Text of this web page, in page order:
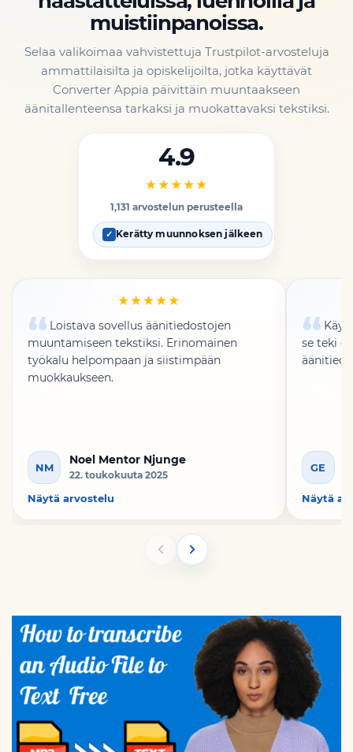
muistiinpanoissa.
Selaa valikoimaa vahvistettuja Trustpilot-arvosteluja
ammattilaisilta ja opiskelijoilta, jotka käyttävät
Converter Appia päivittäin muuntaakseen
äänitallenteensa tarkaksi ja muokattavaksi tekstiksi.
4.9
★★★★★
1,131 arvostelun perusteella
✓ Kerätty muunnoksen jälkeen
★★★★★
Loistava sovellus äänitiedostojen
muuntamiseen tekstiksi. Erinomainen
työkalu helpompaan ja siistimpään
muokkaukseen.
NM
Noel Mentor Njunge
22. toukokuuta 2025
Näytä arvostelu
se teki
GE
Näytä